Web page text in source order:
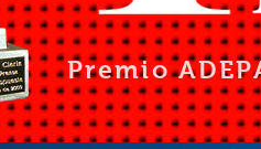
Premio